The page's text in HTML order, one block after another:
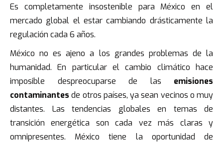
Es completamente insostenible para México en el
mercado global el estar cambiando drásticamente la
regulación cada 6 años.
México no es ajeno a los grandes problemas de la
humanidad. En particular el cambio climático hace
imposible despreocuparse de las emisiones
contaminantesde otros países, ya sean vecinos o muy
distantes. Las tendencias globales en temas de
transición energética son cada vez más claras y
omnipresentes. México tiene la oportunidad de